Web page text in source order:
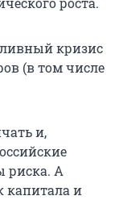
кризис
(в том числе
и,
риска. А
капитала и